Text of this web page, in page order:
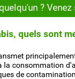
?
quels sont
la consommation
de